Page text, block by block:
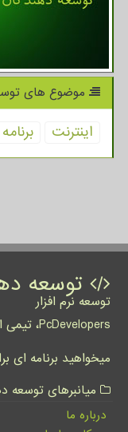
موضوع های
اینترنت برنامه
توسعه
توسعه نرم افزار
PcDevelopers، تیمی از متخصصان توسعه نرم افزار که ایده های شما را به واقعیت تبدیل نموده و کسب و کار شما را متحول می کنند.
میخواهید برنامه ای
میانبرهای توسعه
درباره ما